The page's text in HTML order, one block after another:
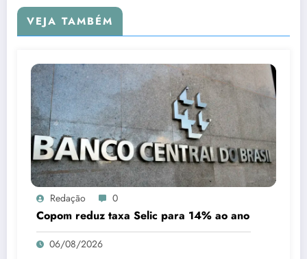
VEJA TAMBÉM
Redação 0
Copom reduz taxa Selic para 14% ao ano
06/08/2026